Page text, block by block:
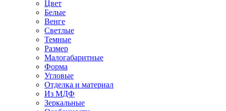
Цвет
Белые
Венге
Светлые
Темные
Размер
Малогабаритные
Форма
Угловые
Отделка и материал
Из МДФ
Зеркальные